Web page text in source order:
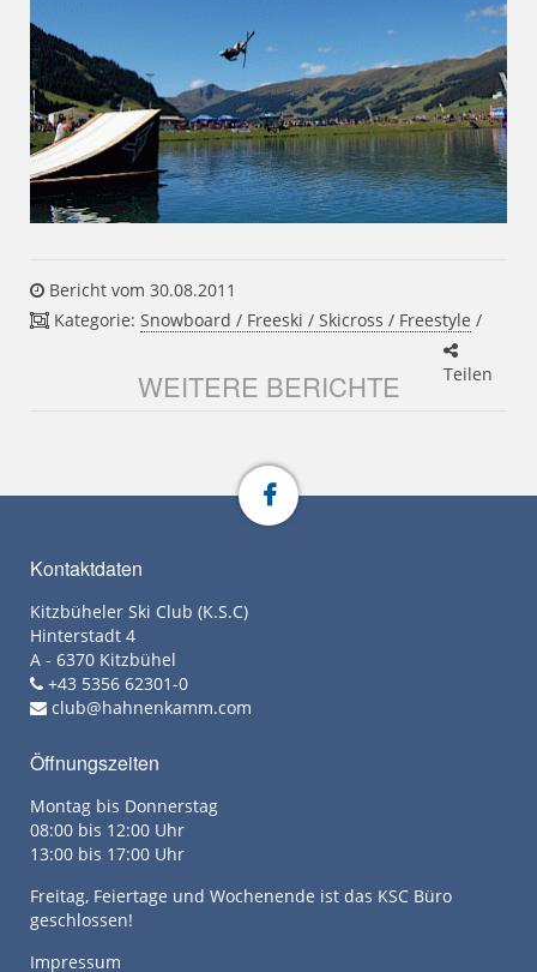
Bericht vom 30.08.2011
Kategorie: Snowboard / Freeski / Skicross / Freestyle /
Teilen
WEITERE BERICHTE
Kontaktdaten
Kitzbüheler Ski Club (K.S.C)
Hinterstadt 4
A - 6370 Kitzbühel
+43 5356 62301-0
club@hahnenkamm.com
Öffnungszeiten
Montag bis Donnerstag
08:00 bis 12:00 Uhr
13:00 bis 17:00 Uhr
Freitag, Feiertage und Wochenende ist das KSC Büro
geschlossen!
Impressum